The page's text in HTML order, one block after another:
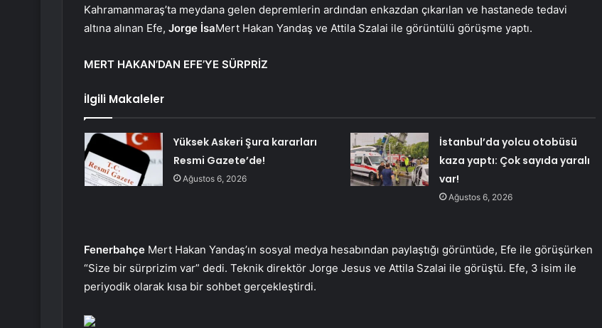
Kahramanmaraş’ta meydana gelen depremlerin ardından enkazdan çıkarılan ve hastanede tedavi
altına alınan Efe, Jorge İsaMert Hakan Yandaş ve Attila Szalai ile görüntülü görüşme yaptı.
MERT HAKAN’DAN EFE’YE SÜRPRİZ
İlgili Makaleler
Yüksek Askeri Şura kararları
Resmi Gazete’de!
Ağustos 6, 2026
İstanbul’da yolcu otobüsü
kaza yaptı: Çok sayıda yaralı
var!
Ağustos 6, 2026
Fenerbahçe Mert Hakan Yandaş’ın sosyal medya hesabından paylaştığı görüntüde, Efe ile görüşürken
“Size bir sürprizim var” dedi. Teknik direktör Jorge Jesus ve Attila Szalai ile görüştü. Efe, 3 isim ile
periyodik olarak kısa bir sohbet gerçekleştirdi.